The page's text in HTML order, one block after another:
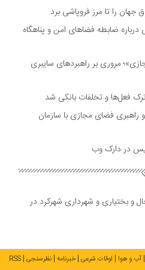
را تا مرز فروپاشی برد
ضابطه فضا‌های امن و پناهگاه
مروری بر راهبرد‌های سایبری
فعل‌ها و تخلفات بانکی شد
فضای مجازی با سازمان
و بختیاری و شهرداری شهرکرد در
آب و هوا اوقات شرعی خبرنامه نظرسنجی RSS